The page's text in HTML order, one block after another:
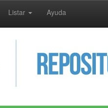
Listar Ayuda